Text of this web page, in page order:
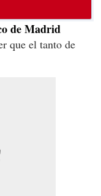
de Madrid
que el tanto de